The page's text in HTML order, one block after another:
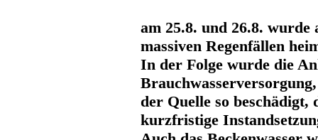
am 25.8. und 26.8. wurde
massiven Regenfällen
In der Folge wurde die
der Quelle so beschädigt,
kurzfristige